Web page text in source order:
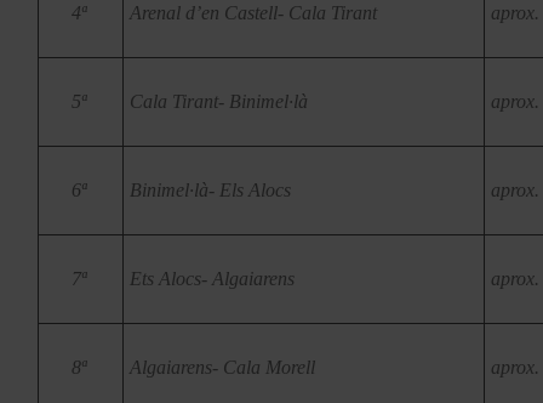
4ª Arenal d’en Castell- Cala Tirant
5ª Cala Tirant- Binimel·là
6ª Binimel·là- Els Alocs
7ª Ets Alocs- Algaiarens
8ª Algaiarens- Cala Morell